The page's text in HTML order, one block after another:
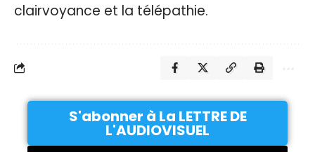
clairvoyance et la télépathie.
S'abonner à La LETTRE DE
L'AUDIOVISUEL